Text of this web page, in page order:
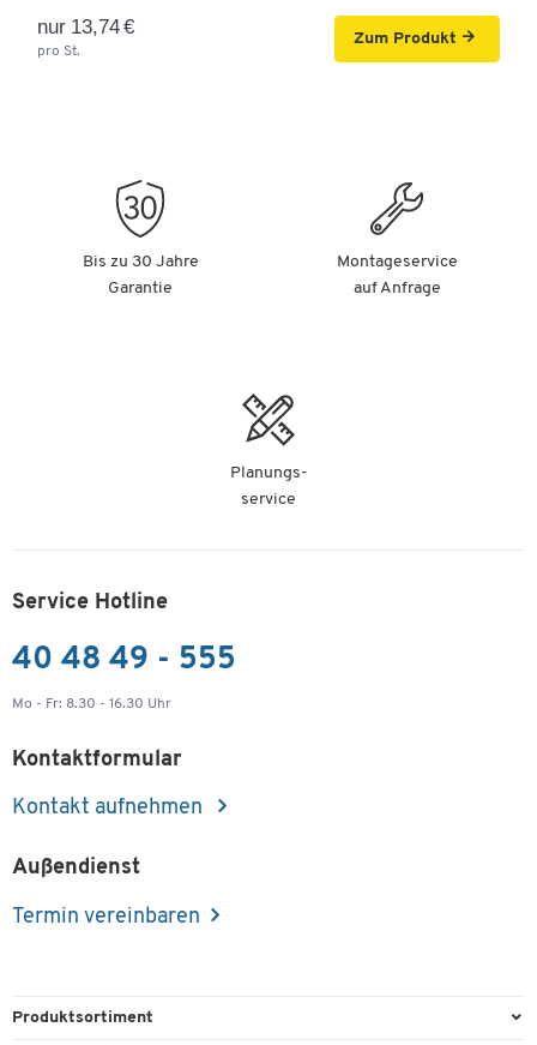
nur 13,74 €
pro St.
Zum Produkt
Bis zu 30 Jahre
Garantie
Montageservice
auf Anfrage
Planungs-
service
Service Hotline
40 48 49 - 555
Mo - Fr: 8.30 - 16.30 Uhr
Kontaktformular
Kontakt aufnehmen
Außendienst
Termin vereinbaren
Produktsortiment